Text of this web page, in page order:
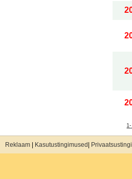
Reklaam Kasutustingimused